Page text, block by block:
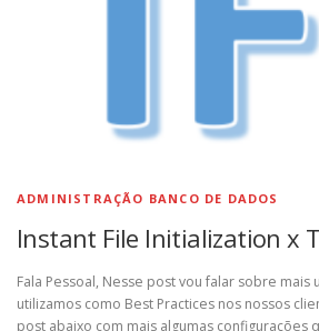
LINKS
ADMINISTRAÇÃO BANCO DE DADOS
Instant File Initialization x
Fala Pessoal, Nesse post vou falar sobre mais
utilizamos como Best Practices nos nossos
post abaixo com mais algumas configurações